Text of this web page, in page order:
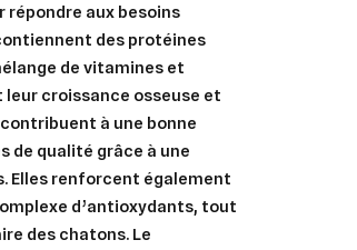
répondre aux besoins
des protéines
de vitamines et
croissance osseuse et
à une bonne
de qualité grâce à une
Elles renforcent également
d’antioxydants, tout
des chatons. Le
Ajouter à ma liste d'envies
Créer une liste d'envies
Nom de la liste d'envies
Connexion
Vous devez être connecté pour ajouter des